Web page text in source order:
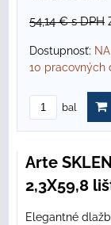
54,14 €s DPH
Dostupnosť:
10 pracovných
bal
Arte
2,3X59,8
Elegantné